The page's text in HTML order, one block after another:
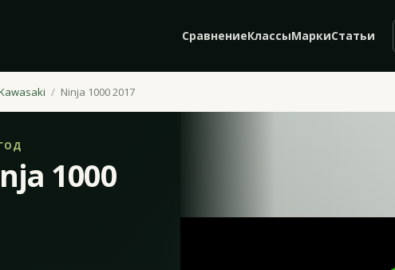
СравнениеКлассыМаркиСтатьи
Ninja 1000 2017
1000